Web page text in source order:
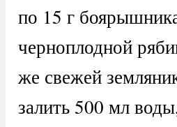
по 15 г
черноплодной
же свежей
залить 500 мл